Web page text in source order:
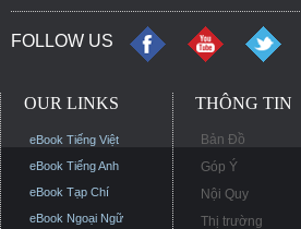
FOLLOW US
OUR LINKS
eBook Tiếng Việt
eBook Tiếng Anh
eBook Tạp Chí
eBook Ngoại Ngữ
THÔNG TIN
Bản Đồ
Góp Ý
Nội Quy
Thị trường